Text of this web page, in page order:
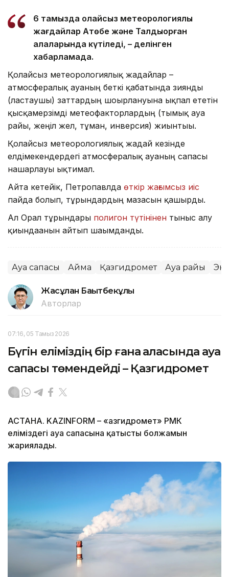
6 тамызда қолайсыз метеорологиялық
жағдайлар Ақтөбе және Талдықорған
қалаларында күтіледі, – делінген
хабарламада.
Қолайсыз метеорологиялық жағдайлар –
атмосфералық ауаның беткі қабатында зиянды
(ластаушы) заттардың шоғырлануына ықпал ететін
қысқамерзімді метеофакторлардың (тымық ауа
райы, жеңіл жел, тұман, инверсия) жиынтығы.
Қолайсыз метеорологиялық жағдай кезінде
елдімекендердегі атмосфералық ауаның сапасы
нашарлауы ықтимал.
Айта кетейік, Петропавлда өткір жағымсыз иіс
пайда болып, тұрғындардың мазасын қашырды.
Ал Орал тұрғындары полигон түтінінен тыныс алу
қиындағанын айтып шағымданды.
Ауа сапасы Аймақ Қазгидромет Ауа райы
Жасұлан Бақытбекұлы
Авторлар
07:16, 05 Тамыз 2026
Бүгін еліміздің бір ғана қаласында ауа
сапасы төмендейді – Қазгидромет
АСТАНА. KAZINFORM – «Қазгидромет» РМК
еліміздегі ауа сапасына қатысты болжамын
жариялады.